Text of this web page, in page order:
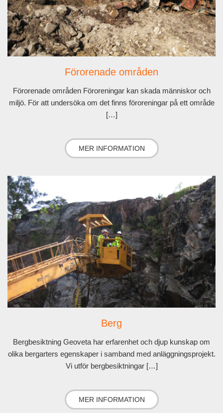
Förorenade områden
Förorenade områden Föroreningar kan skada människor och
miljö. För att undersöka om det finns föroreningar på ett område
[…]
MER INFORMATION
Berg
Bergbesiktning Geoveta har erfarenhet och djup kunskap om
olika bergarters egenskaper i samband med anläggningsprojekt.
Vi utför bergbesiktningar […]
MER INFORMATION